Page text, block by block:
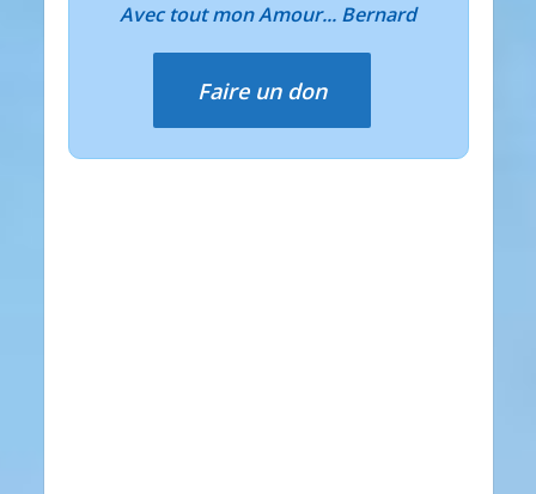
Avec tout mon Amour... Bernard
Faire un don